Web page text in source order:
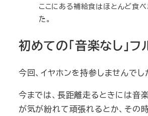
ここにある補給食はほとんど食
た。
初めての「音楽なし」フ
今回、イヤホンを持参しませんでし
今までは、長距離走るときには音
が気が紛れて頑張れるとか、その